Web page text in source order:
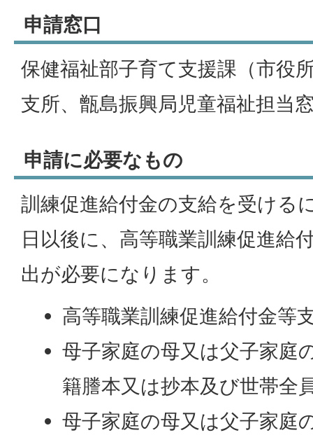
申請窓口
保健福祉部子育て支援課（市役
支所、甑島振興局児童福祉担当
申請に必要なもの
訓練促進給付金の支給を受ける
日以後に、高等職業訓練促進給
出が必要になります。
高等職業訓練促進給付金等
母子家庭の母又は父子家庭
籍謄本又は抄本及び世帯全
母子家庭の母又は父子家庭